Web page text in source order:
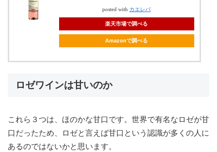
posted with カエレバ
楽天市場で調べる
Amazonで調べる
ロゼワインは甘いのか
これら３つは、ほのかな甘口です。世界で有名なロゼが甘
口だったため、ロゼと言えば甘口という認識が多くの人に
あるのではないかと思います。